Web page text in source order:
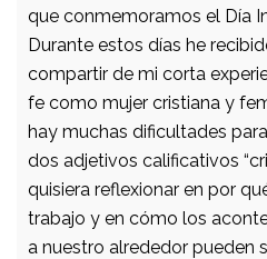
que conmemoramos el Día
Durante estos días he
compartir de mi corta
fe como mujer cristiana y
hay muchas dificultades
dos adjetivos calificativos
quisiera reflexionar en por
trabajo y en cómo los
a nuestro alrededor pueden